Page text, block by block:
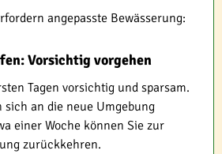
angepasste Bewässerung:
Vorsichtig vorgehen
Tagen vorsichtig und sparsam.
sich an die neue Umgebung
einer Woche können Sie zur
zurückkehren.